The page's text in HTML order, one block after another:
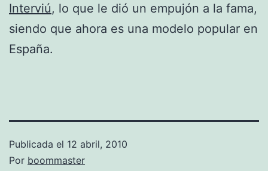
Interviú, lo que le dió un empujón a la fama,
siendo que ahora es una modelo popular en
España.
Publicada el 12 abril, 2010
Por boommaster